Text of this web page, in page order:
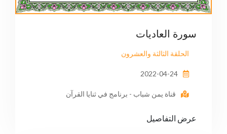
سورة العاديات
الحلقة الثالثة والعشرون
قناة يمن شباب - برنامج في ثنايا القرآن
عرض التفاصيل